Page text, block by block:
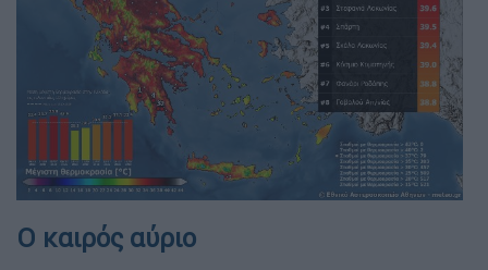
Ο καιρός αύριο